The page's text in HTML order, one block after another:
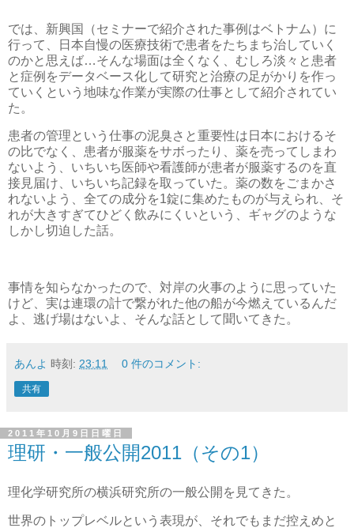
では、新興国（セミナーで紹介された事例はベトナム）に
行って、日本自慢の医療技術で患者をたちまち治していく
のかと思えば…そんな場面は全くなく、むしろ淡々と患者
と症例をデータベース化して研究と治療の足がかりを作っ
ていくという地味な作業が実際の仕事として紹介されてい
た。
患者の管理という仕事の泥臭さと重要性は日本におけるそ
の比でなく、患者が服薬をサボったり、薬を売ってしまわ
ないよう、いちいち医師や看護師が患者が服薬するのを直
接見届け、いちいち記録を取っていた。薬の数をごまかさ
れないよう、全ての成分を1錠に集めたものが与えられ、そ
れが大きすぎてひどく飲みにくいという、ギャグのような
しかし切迫した話。
事情を知らなかったので、対岸の火事のように思っていた
けど、実は連環の計で繋がれた他の船が今燃えているんだ
よ、逃げ場はないよ、そんな話として聞いてきた。
あんよ 時刻: 23:11 0 件のコメント:
共有
2011年10月9日日曜日
理研・一般公開2011（その1）
理化学研究所の横浜研究所の一般公開を見てきた。
世界のトップレベルという表現が、それでもまだ控えめと